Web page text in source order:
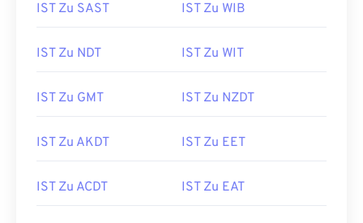
IST Zu SAST IST Zu WIB
IST Zu NDT IST Zu WIT
IST Zu GMT IST Zu NZDT
IST Zu AKDT IST Zu EET
IST Zu ACDT IST Zu EAT